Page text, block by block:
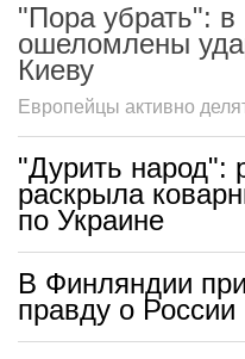
"Пора убрать": в
ошеломлены
Киеву
Европейцы активно
"Дурить народ":
раскрыла
по Украине
В Финляндии
правду о России